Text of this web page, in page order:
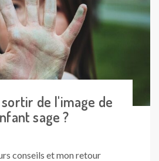
de l'image de
sage ?
conseils et mon retour